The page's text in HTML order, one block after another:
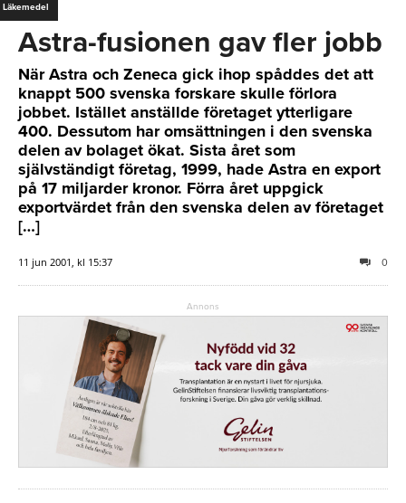
Läkemedel
Astra-fusionen gav fler jobb
När Astra och Zeneca gick ihop spåddes det att
knappt 500 svenska forskare skulle förlora
jobbet. Istället anställde företaget ytterligare
400. Dessutom har omsättningen i den svenska
delen av bolaget ökat. Sista året som
självständigt företag, 1999, hade Astra en export
på 17 miljarder kronor. Förra året uppgick
exportvärdet från den svenska delen av företaget
[…]
11 jun 2001, kl 15:37 0
Annons